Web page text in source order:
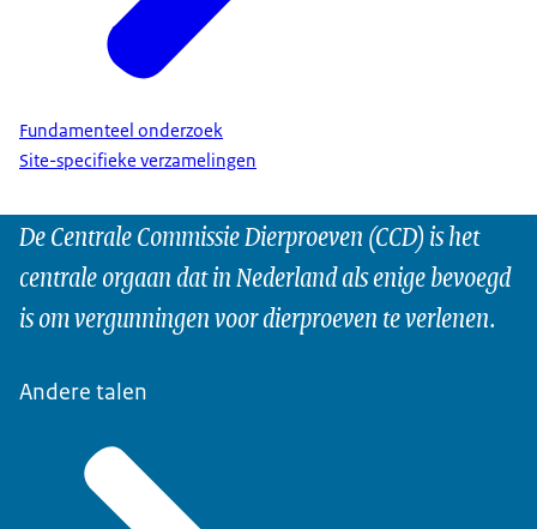
Fundamenteel onderzoek
Site-specifieke verzamelingen
De Centrale Commissie Dierproeven (CCD) is het
centrale orgaan dat in Nederland als enige bevoegd
is om vergunningen voor dierproeven te verlenen.
Andere talen